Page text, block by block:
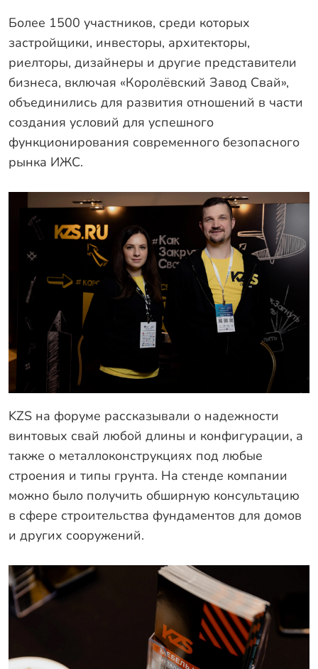
Более 1500 участников, среди которых
застройщики, инвесторы, архитекторы,
риелторы, дизайнеры и другие представители
бизнеса, включая «Королёвский Завод Свай»,
объединились для развития отношений в части
создания условий для успешного
функционирования современного безопасного
рынка ИЖС.
KZS на форуме рассказывали о надежности
винтовых свай любой длины и конфигурации, а
также о металлоконструкциях под любые
строения и типы грунта. На стенде компании
можно было получить обширную консультацию
в сфере строительства фундаментов для домов
и других сооружений.